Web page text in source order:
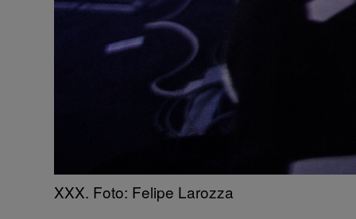
XXX. Foto: Felipe Larozza